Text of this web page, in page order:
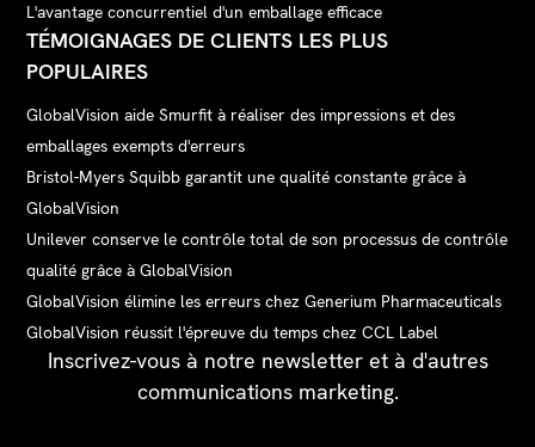
L'avantage concurrentiel d'un emballage efficace
TÉMOIGNAGES DE CLIENTS LES PLUS
POPULAIRES
GlobalVision aide Smurfit à réaliser des impressions et des
emballages exempts d'erreurs
Bristol-Myers Squibb garantit une qualité constante grâce à
GlobalVision
Unilever conserve le contrôle total de son processus de contrôle
qualité grâce à GlobalVision
GlobalVision élimine les erreurs chez Generium Pharmaceuticals
GlobalVision réussit l'épreuve du temps chez CCL Label
Inscrivez-vous à notre newsletter et à d'autres
communications marketing.